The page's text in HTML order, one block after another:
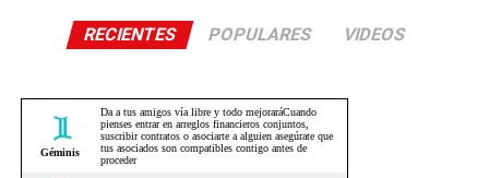
RECIENTES POPULARES VIDEOS